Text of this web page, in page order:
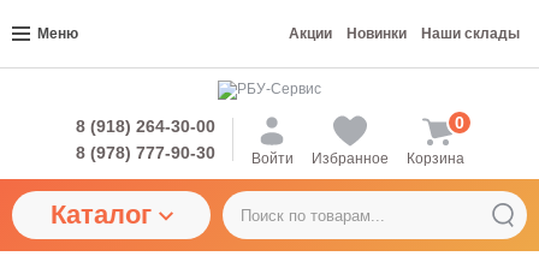
Меню Акции Новинки Наши склады
8 (918) 264-30-00
8 (978) 777-90-30
Войти Избранное Корзина
0
Каталог